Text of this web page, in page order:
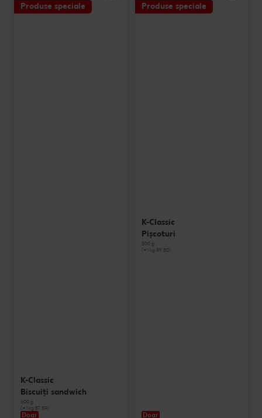
Produse speciale
K-Classic
Biscuiți sandwich
600 g
(=1 kg 87.59)
Doar
Produse speciale
K-Classic
Pișcoturi
500 g
(=1 kg 89.80)
Doar